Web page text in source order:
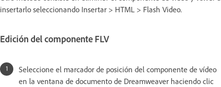
insertarlo seleccionando Insertar > HTML > Flash Video.
Edición del componente FLV
Seleccione el marcador de posición del componente de vídeo
en la ventana de documento de Dreamweaver haciendo clic